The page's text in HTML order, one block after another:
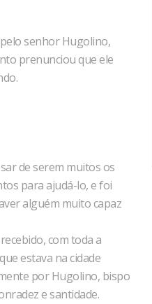
senhor Hugolino,
prenunciou que ele
de serem muitos os
para ajudá-lo, e foi
alguém muito capaz
com toda a
estava na cidade
por Hugolino, bispo
e santidade.